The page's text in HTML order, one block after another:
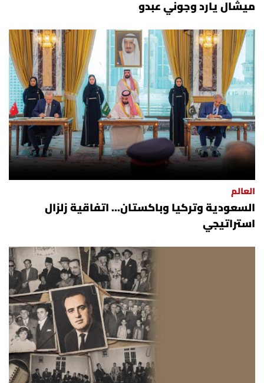
ميشال يارد وجوني عبدو
العالم
السعودية وتركيا وباكستان... اتفاقية زلزال
استراتيجي